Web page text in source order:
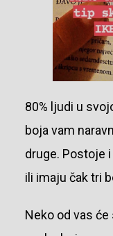
80% ljudi u
boja vam
druge. Postoje
ili imaju čak tri
Neko od vas će